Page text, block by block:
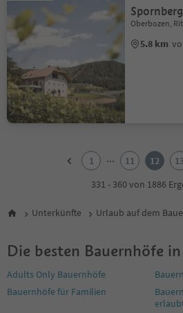
Spornberg
Oberbozen,
5.8 km
6
9
11
12
1 ... 11 12 13
331 - 360 von 1886
Unterkünfte Urlaub auf dem
Die besten Bauernhöfe
Adults Only Bauernhöfe
Bauernhöfe für Familien